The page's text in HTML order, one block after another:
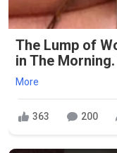
The Lump of
in The
More
363 200